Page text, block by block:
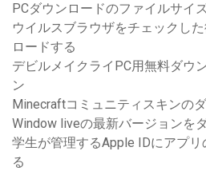
PCダウンロードのファイルサイ
ウイルスブラウザをチェックし
ロードする
デビルメイクライPC用無料ダウ
ン
Minecraftコミュニティスキンの
Window liveの最新バージョンを
学生が管理するApple IDにアプ
る